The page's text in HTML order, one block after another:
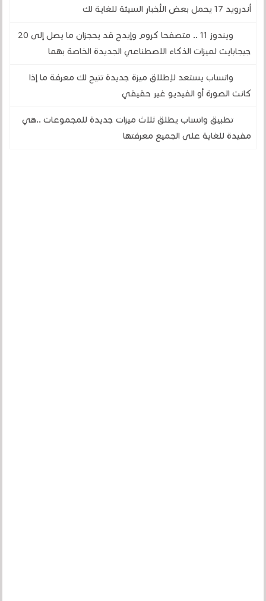
أندرويد 17 يحمل بعض الأخبار السيئة للغاية لك
ويندوز 11 .. متصفحا كروم وإيدج قد يحجزان ما يصل إلى 20
جيجابايت لميزات الذكاء الاصطناعي الجديدة الخاصة بهما
واتساب يستعد لإطلاق ميزة جديدة تتيح لك معرفة ما إذا
كانت الصورة أو الفيديو غير حقيقي
تطبيق واتساب يطلق ثلاث ميزات جديدة للمجموعات ..هي
مفيدة للغاية على الجميع معرفتها